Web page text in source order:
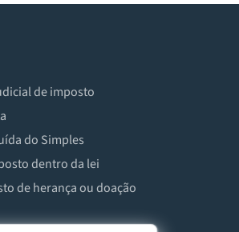
de imposto
do Simples
dentro da lei
de herança ou doação